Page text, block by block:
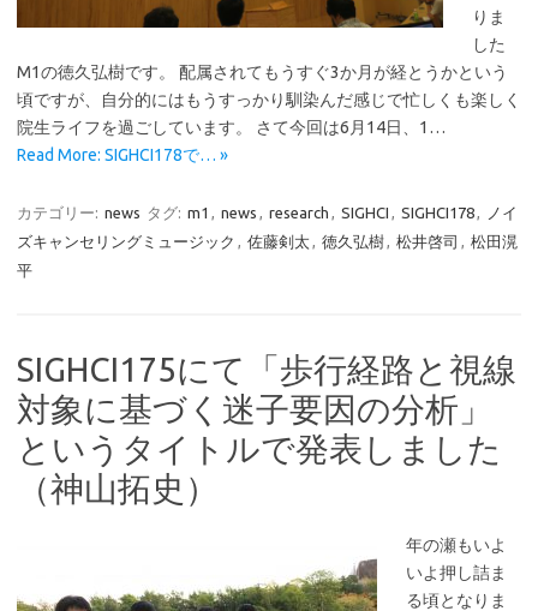
りま
した
M1の徳久弘樹です。 配属されてもうすぐ3か月が経とうかという
頃ですが、自分的にはもうすっかり馴染んだ感じで忙しくも楽しく
院生ライフを過ごしています。 さて今回は6月14日、1…
Read More: SIGHCI178で… »
カテゴリー: news タグ: m1 , news , research , SIGHCI , SIGHCI178,
ノイ
ズキャンセリングミュージック , 佐藤剣太, 徳久弘樹, 松井啓司 , 松田滉
平
SIGHCI175にて「歩行経路と視線
対象に基づく迷子要因の分析」
というタイトルで発表しました
（神山拓史）
年の瀬もいよ
いよ押し詰ま
る頃となりま